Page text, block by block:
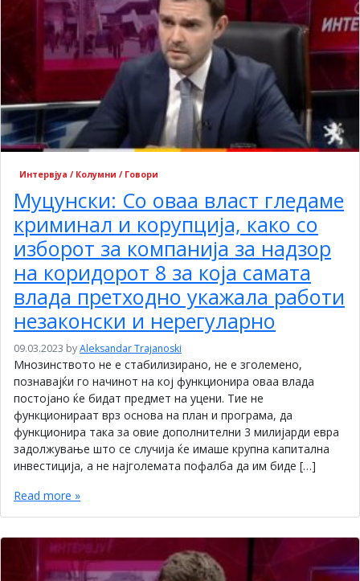
Интервјуа / Колумни / Говори
Муцунски: Со оваа власт гледаме
криминал и корупција, како со
изборот за компанија за надзор
на коридорот 8 за која самата
влада претходно укажала работи
незаконски и нерегуларно
09.03.2023 byAleksandar Trajanoski
Мнозинството не е стабилизирано, не е зголемено,
познавајќи го начинот на кој функционира оваа влада
постојано ќе бидат предмет на уцени. Тие не
функционираат врз основа на план и програма, да
функционира така за овие дополнителни 3 милијарди евра
задолжување што се случија ќе имаше крупна капитална
инвестиција, а не најголемата пофалба да им биде […]
Read more »